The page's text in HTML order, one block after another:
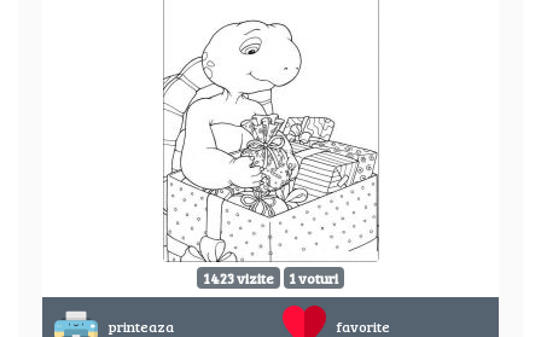
1423 vizite 1 voturi
printeaza favorite